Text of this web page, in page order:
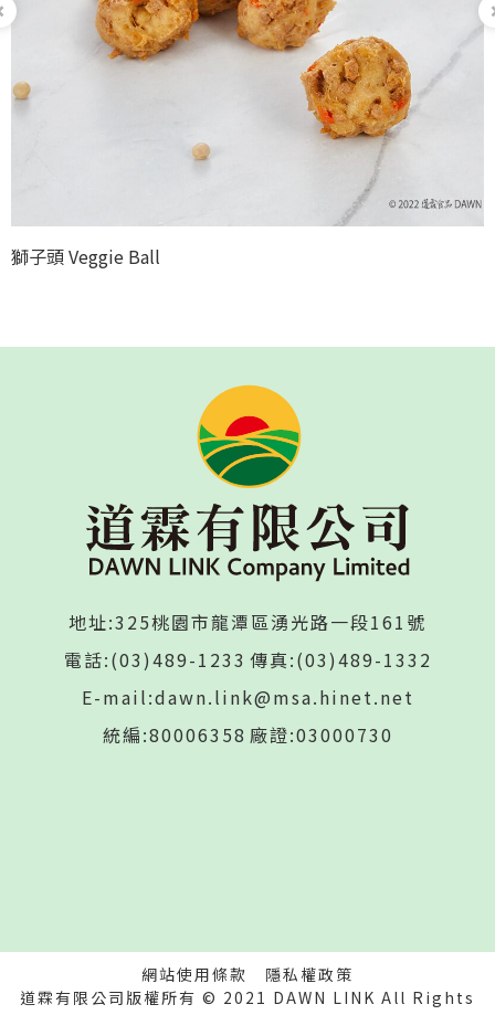
黃金泡菜 Golden Kimchi
地址:325桃園市龍潭區湧光路一段161號
電話:(03)489-1233 傳真:(03)489-1332
E-mail:dawn.link@msa.hinet.net
統編:80006358 廠證:03000730
網站使用條款
隱私權政策
道霖有限公司版權所有 © 2021 DAWN LINK All Rights